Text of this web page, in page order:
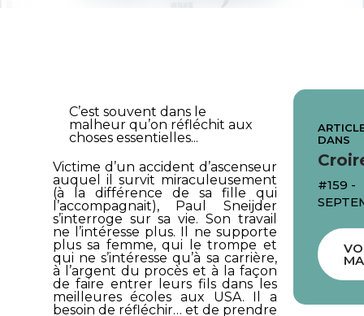
C’est souvent dans le
malheur qu’on réfléchit aux
choses essentielles...
Victime d’un accident d’ascenseur
auquel il survit miraculeusement
(à la différence de sa fille qui
l’accompagnait), Paul Sneijder
s’interroge sur sa vie. Son travail
ne l’intéresse plus. Il ne supporte
plus sa femme, qui le trompe et
qui ne s’intéresse qu’à sa carrière,
à l’argent du procès et à la façon
de faire entrer leurs fils dans les
meilleures écoles aux USA. Il a
besoin de réfléchir… et de prendre
DANS
#159 -